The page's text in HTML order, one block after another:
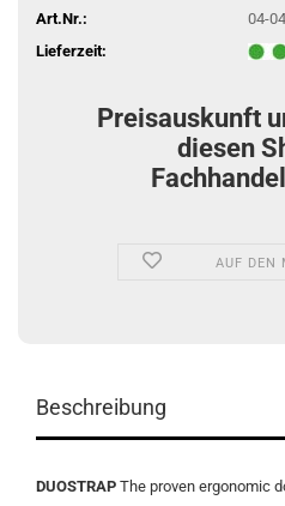
Art.Nr.:
04-
Lieferzeit:
Preisauskunft
diesen
AUF DEN
Beschreibung
DUOSTRAP The proven ergonomic